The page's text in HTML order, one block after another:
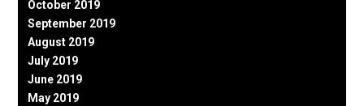
October 2019
September 2019
August 2019
July 2019
June 2019
May 2019